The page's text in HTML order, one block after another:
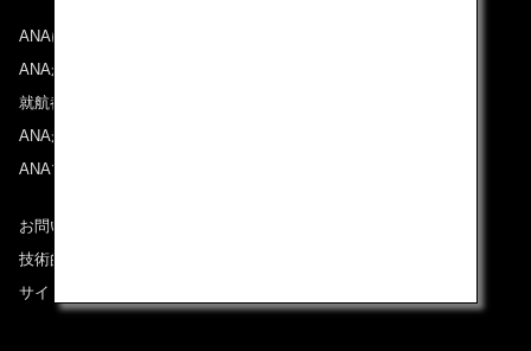
ANAについて
ANAからのお知らせ
就航都市
ANAがお約束する体験
ANAマイレージクラブ
お問い合わせ
技術的なお問い合わせ（推奨環境）
サイトマップ